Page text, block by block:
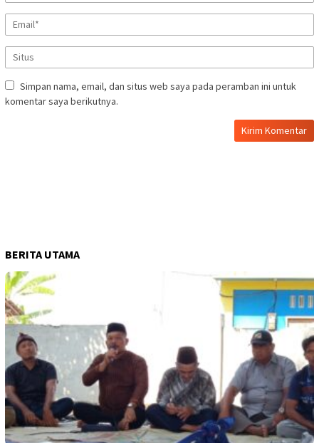
Simpan nama, email, dan situs web saya pada peramban ini untuk
komentar saya berikutnya.
BERITA UTAMA